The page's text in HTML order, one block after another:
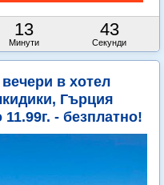
13
Минути
41
Секунди
в хотел
Гърция
- безплатно!